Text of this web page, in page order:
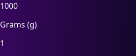
1000
Grams (g)
1